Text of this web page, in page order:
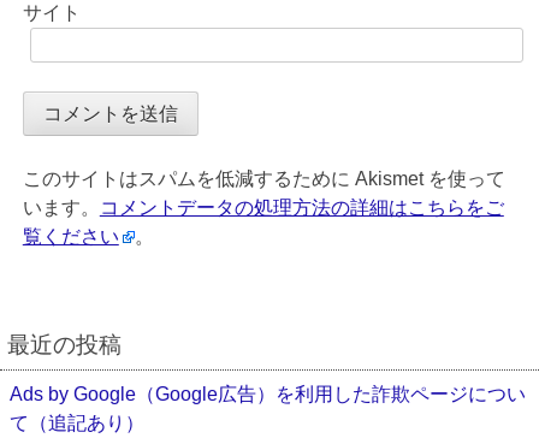
サイト
このサイトはスパムを低減するために Akismet を使って
います。
コメントデータの処理方法の詳細はこちらをご
覧ください
。
最近の投稿
Ads by Google（Google広告）を利用した詐欺ページについ
て（追記あり）